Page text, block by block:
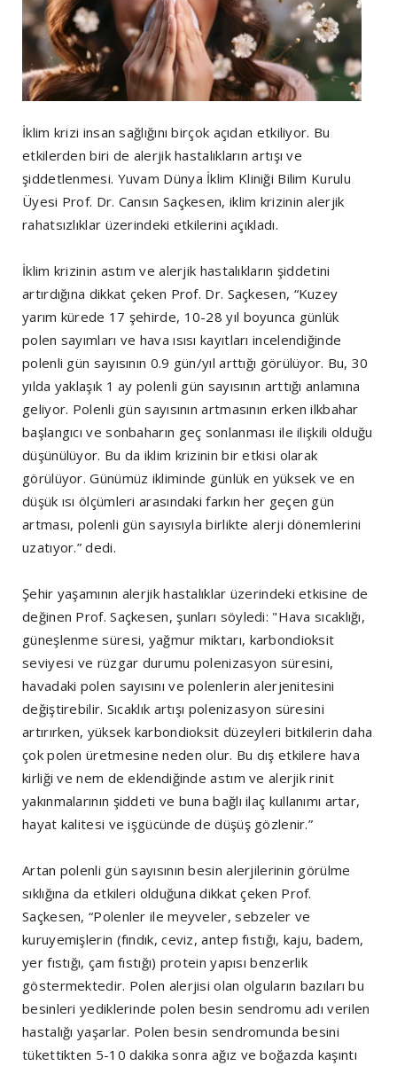
İklim krizi insan sağlığını birçok açıdan etkiliyor. Bu
etkilerden biri de alerjik hastalıkların artışı ve
şiddetlenmesi. Yuvam Dünya İklim Kliniği Bilim Kurulu
Üyesi Prof. Dr. Cansın Saçkesen, iklim krizinin alerjik
rahatsızlıklar üzerindeki etkilerini açıkladı.
İklim krizinin astım ve alerjik hastalıkların şiddetini
artırdığına dikkat çeken Prof. Dr. Saçkesen, “Kuzey
yarım kürede 17 şehirde, 10-28 yıl boyunca günlük
polen sayımları ve hava ısısı kayıtları incelendiğinde
polenli gün sayısının 0.9 gün/yıl arttığı görülüyor. Bu, 30
yılda yaklaşık 1 ay polenli gün sayısının arttığı anlamına
geliyor. Polenli gün sayısının artmasının erken ilkbahar
başlangıcı ve sonbaharın geç sonlanması ile ilişkili olduğu
düşünülüyor. Bu da iklim krizinin bir etkisi olarak
görülüyor. Günümüz ikliminde günlük en yüksek ve en
düşük ısı ölçümleri arasındaki farkın her geçen gün
artması, polenli gün sayısıyla birlikte alerji dönemlerini
uzatıyor.” dedi.
Şehir yaşamının alerjik hastalıklar üzerindeki etkisine de
değinen Prof. Saçkesen, şunları söyledi: "Hava sıcaklığı,
güneşlenme süresi, yağmur miktarı, karbondioksit
seviyesi ve rüzgar durumu polenizasyon süresini,
havadaki polen sayısını ve polenlerin alerjenitesini
değiştirebilir. Sıcaklık artışı polenizasyon süresini
artırırken, yüksek karbondioksit düzeyleri bitkilerin daha
çok polen üretmesine neden olur. Bu dış etkilere hava
kirliği ve nem de eklendiğinde astım ve alerjik rinit
yakınmalarının şiddeti ve buna bağlı ilaç kullanımı artar,
hayat kalitesi ve işgücünde de düşüş gözlenir.”
Artan polenli gün sayısının besin alerjilerinin görülme
sıklığına da etkileri olduğuna dikkat çeken Prof.
Saçkesen, “Polenler ile meyveler, sebzeler ve
kuruyemişlerin (fındık, ceviz, antep fıstığı, kaju, badem,
yer fıstığı, çam fıstığı) protein yapısı benzerlik
göstermektedir. Polen alerjisi olan olguların bazıları bu
besinleri yediklerinde polen besin sendromu adı verilen
hastalığı yaşarlar. Polen besin sendromunda besini
tükettikten 5-10 dakika sonra ağız ve boğazda kaşıntı